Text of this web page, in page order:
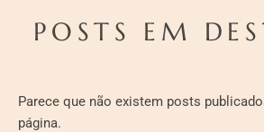
POSTS EM
Parece que não existem posts
página.